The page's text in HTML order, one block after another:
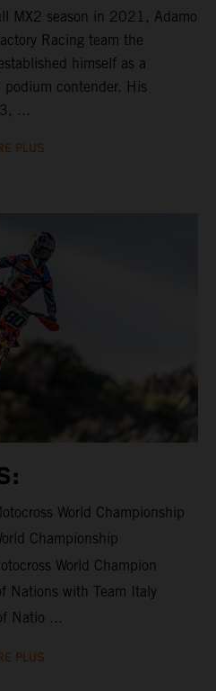
MX2 season in 2021, Adamo
Racing team the
himself as a
contender. His
...
PLUS
World Championship
Championship
World Champion
Nations with Team Italy
Natio ...
PLUS